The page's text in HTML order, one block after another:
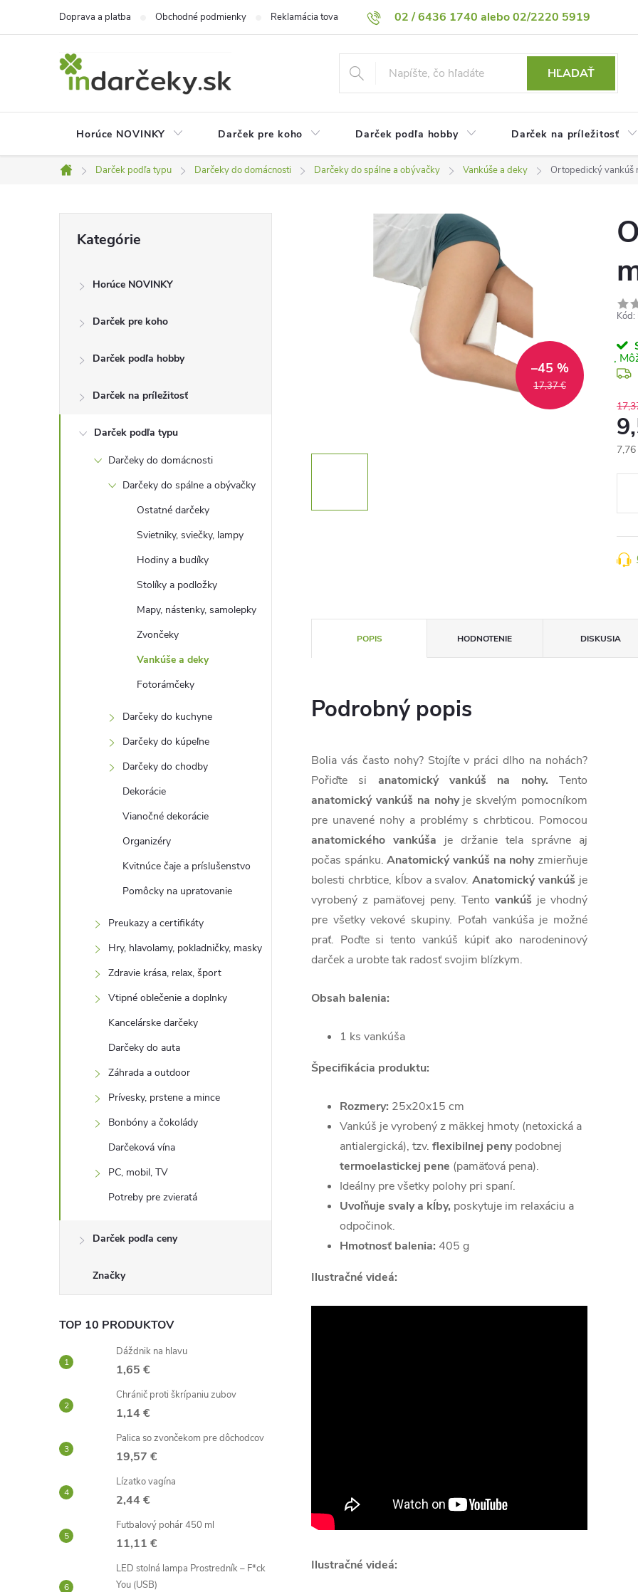
02 / 6436 1740 alebo 02/2220 5919
Doprava a platba Obchodné podmienky Reklamácia tovaru Vrátenie tovaru Podmienky ochrany osobných údajov
HĽADAŤ
Horúce NOVINKY Darček pre koho Darček podľa hobby Darček na príležitosť
Domov
Darček podľa typu Darčeky do domácnosti Darčeky do spálne a obývačky Vankúše a deky Ortopedický vankúš
p
kategórie
Kategórie
Horúce NOVINKY
Darček pre koho
Darček podľa hobby
Darček na príležitosť
Darček podľa typu
Darčeky do domácnosti
Darčeky do spálne a obývačky
Ostatné darčeky
Svietniky, sviečky, lampy
Hodiny a budíky
Stolíky a podložky
Mapy, nástenky, samolepky
Zvončeky
Vankúše a deky
Fotorámčeky
Darčeky do kuchyne
Darčeky do kúpeľne
Darčeky do chodby
Dekorácie
Vianočné dekorácie
Organizéry
Kvitnúce čaje a príslušenstvo
Pomôcky na upratovanie
Preukazy a certifikáty
Hry, hlavolamy, pokladničky, masky
Zdravie krása, relax, šport
Vtipné oblečenie a doplnky
Kancelárske darčeky
Darčeky do auta
Záhrada a outdoor
Prívesky, prstene a mince
Bonbóny a čokolády
Darčeková vína
PC, mobil, TV
Potreby pre zvieratá
Darček podľa ceny
Značky
TOP 10 PRODUKTOV
Dáždnik na hlavu
1,65 €
Chránič proti škrípaniu zubov
1,14 €
Palica so zvončekom pre dôchodcov
19,57 €
Lízatko vagína
2,44 €
Futbalový pohár 450 ml
11,11 €
LED stolná lampa Prostredník – F*ck
You (USB)
17,37 €
–45 %
Kód:
POPIS HODNOTENIE DISKUSIA
Podrobný popis
Bolia vás často nohy? Stojíte v práci dlho na nohách?
Pořiďte si anatomický vankúš na nohy. Tento
anatomický vankúš na nohyje skvelým pomocníkom
pre unavené nohy a problémy s chrbticou. Pomocou
anatomického vankúša je držanie tela správne aj
počas spánku.Anatomický vankúš na nohyzmierňuje
bolesti chrbtice, kĺbov a svalov.Anatomický vankúš je
vyrobený z pamäťovej peny. Tento vankúš je vhodný
pre všetky vekové skupiny. Poťah vankúša je možné
prať. Poďte si tento vankúš kúpiť ako narodeninový
darček a urobte tak radosť svojim blízkym.
Obsah balenia:
1 ks vankúša
Špecifikácia produktu:
Rozmery: 25x20x15 cm
Vankúš je vyrobený z mäkkej hmoty (netoxická a
antialergická), tzv. flexibilnej penypodobnej
termoelastickej pene (pamäťová pena).
Ideálny pre všetky polohy pri spaní.
Uvoľňuje svaly a kĺby, poskytuje im relaxáciu a
odpočinok.
Hmotnosť balenia: 405 g
Ilustračné videá:
Ilustračné videá: